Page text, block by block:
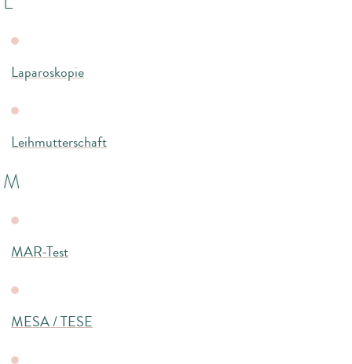
Laparoskopie
Leihmutterschaft
M
MAR-Test
MESA / TESE